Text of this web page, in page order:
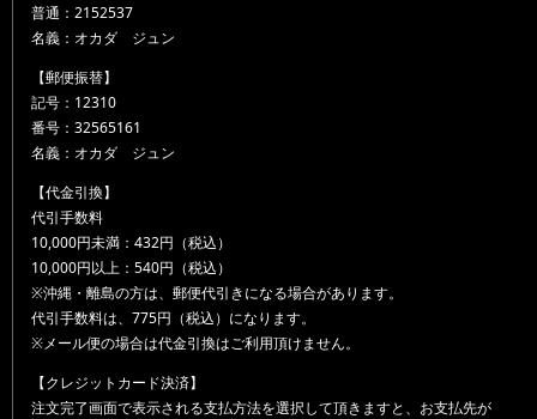
普通：2152537
名義：オカダ ジュン
【郵便振替】
記号：12310
番号：32565161
名義：オカダ ジュン
【代金引換】
代引手数料
10,000円未満：432円（税込）
10,000円以上：540円（税込）
※沖縄・離島の方は、郵便代引きになる場合があります。
代引手数料は、775円（税込）になります。
※メール便の場合は代金引換はご利用頂けません。
【クレジットカード決済】
注文完了画面で表示される支払方法を選択して頂きますと、お支払先が